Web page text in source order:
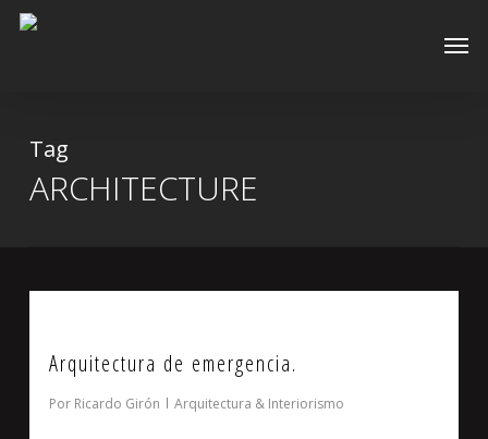
Skip
content
Tag
ARCHITECTURE
Arquitectura de emergencia.
Por Ricardo Girón Arquitectura & Interiorismo